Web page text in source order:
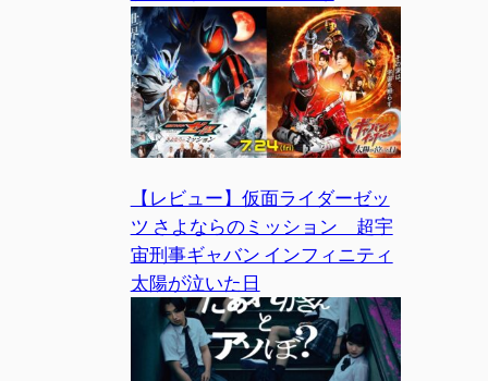
【レビュー】仮面ライダーゼッ
ツ さよならのミッション 超宇
宙刑事ギャバン インフィニティ
太陽が泣いた日